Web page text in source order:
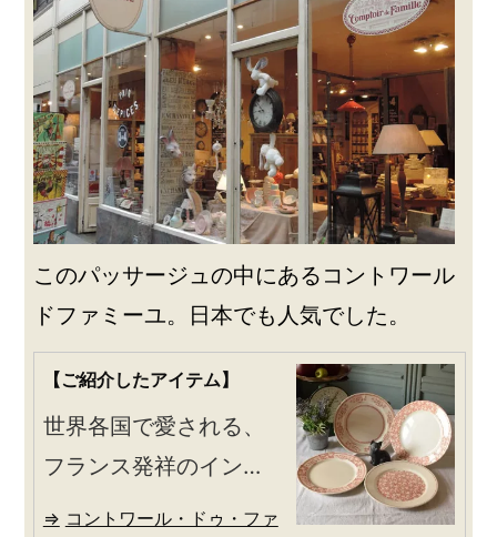
このパッサージュの中にあるコントワール
ドファミーユ。日本でも人気でした。
【ご紹介したアイテム】
世界各国で愛される、
フランス発祥のインテ
リアブランド
コントワール・ドゥ・ファ